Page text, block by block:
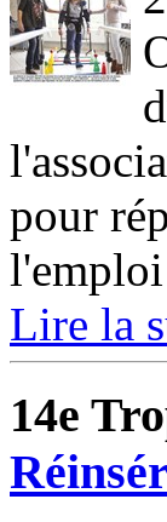
pour
Lire la
14e